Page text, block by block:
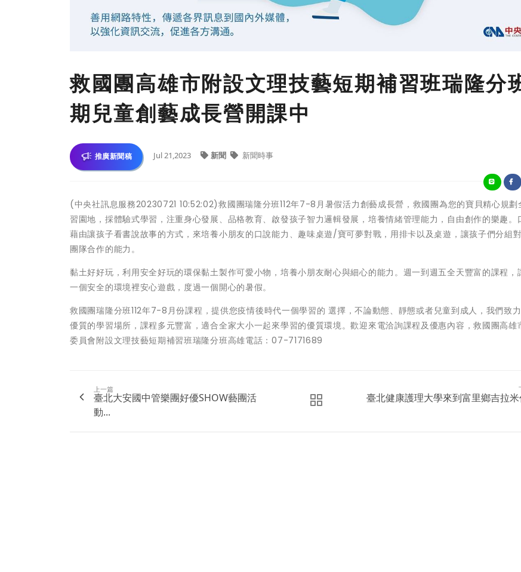
救國團高雄市附設文理技藝短期補習班瑞隆分
期兒童創藝成長營開課中
推廣新聞稿 Jul 21,2023 新聞 新聞時事
(中央社訊息服務20230721 10:52:02)救國團瑞隆分班112年7-8月暑假活力創藝成長營，救國團為您的寶貝精心規劃
習園地，採體驗式學習，注重身心發展、品格教育、啟發孩子智力邏輯發展，培養情緒管理能力，自由創作的樂趣。
藉由讓孩子看書說故事的方式，來培養小朋友的口說能力、趣味桌遊/寶可夢對戰，用排卡以及桌遊，讓孩子們分組
團隊合作的能力。
黏土好好玩，利用安全好玩的環保黏土製作可愛小物，培養小朋友耐心與細心的能力。週一到週五全天豐富的課程，
一個安全的環境裡安心遊戲，度過一個開心的暑假。
救國團瑞隆分班112年7-8月份課程，提供您疫情後時代一個學習的 選擇，不論動態、靜態或者兒童到成人，我們致
優質的學習場所，課程多元豐富，適合全家大小一起來學習的優質環境。歡迎來電洽詢課程及優惠內容，救國團高雄
委員會附設文理技藝短期補習班瑞隆分班高雄電話：07-7171689
上一篇
臺北大安國中管樂團好優SHOW藝團活
動...
臺北健康護理大學來到富里鄉吉拉